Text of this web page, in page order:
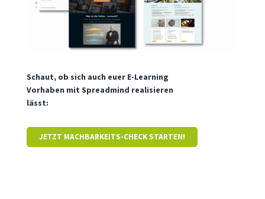
Schaut, ob sich auch euer E-Learning
Vorhaben mit Spreadmind realisieren
lässt:
JETZT MACHBARKEITS-CHECK STARTEN!